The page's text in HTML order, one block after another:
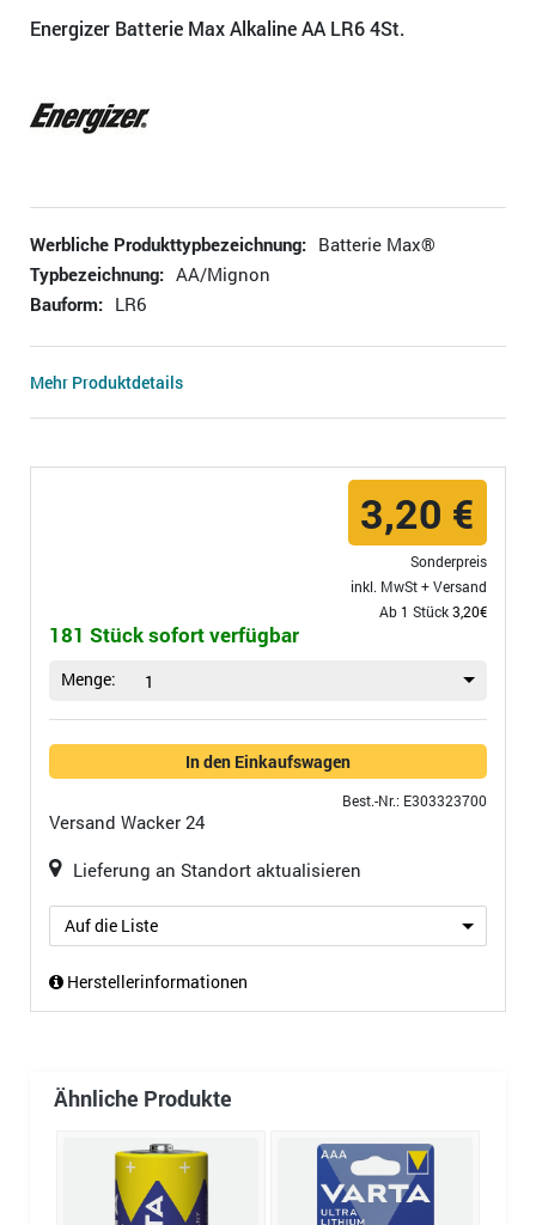
Energizer Batterie Max Alkaline AA LR6 4St.
Werbliche Produkttypbezeichnung: Batterie Max®
Typbezeichnung: AA/Mignon
Bauform: LR6
Mehr Produktdetails
3,20 €
Sonderpreis
inkl. MwSt +Versand
Ab 1 Stück3,20€
181 Stück sofort verfügbar
Menge: 1
In den Einkaufswagen
Best.-Nr.: E303323700
Versand Wacker 24
Lieferung an Standort aktualisieren
Auf die Liste
Herstellerinformationen
Ähnliche Produkte